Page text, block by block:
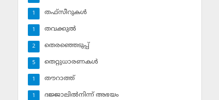
തഫ്‌സീറുകള്‍
1
തവക്കുല്‍
1
തെരഞ്ഞെടുപ്പ്
2
തെറ്റുധാരണകള്‍
5
തൗറാത്ത്
1
ദജ്ജാലില്‍നിന്ന് അഭയം
1